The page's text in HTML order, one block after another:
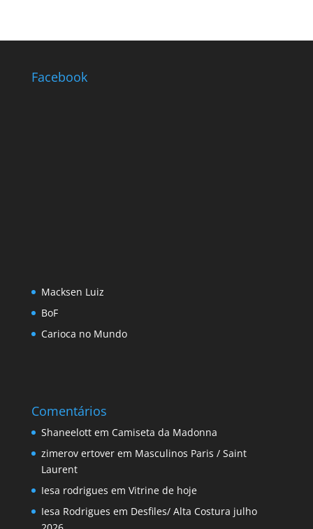
Facebook
Macksen Luiz
BoF
Carioca no Mundo
Comentários
Shaneelottem Camiseta da Madonna
zimerov ertoverem Masculinos Paris / Saint
Laurent
Iesa rodrigues em Vitrine de hoje
Iesa Rodrigues em Desfiles/ Alta Costura julho